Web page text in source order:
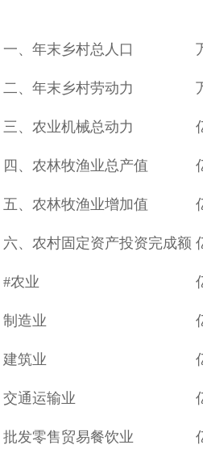
一、年末乡村总人口
二、年末乡村劳动力
三、农业机械总动力
四、农林牧渔业总产值
五、农林牧渔业增加值
六、农村固定资产投资完成额
#农业
制造业
建筑业
交通运输业
批发零售贸易餐饮业